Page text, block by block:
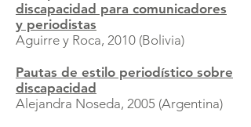
discapacidad para comunicadores
y periodistas
Aguirre y Roca, 2010 (Bolivia)
Pautas de estilo periodístico sobre
discapacidad
Alejandra Noseda, 2005 (Argentina)